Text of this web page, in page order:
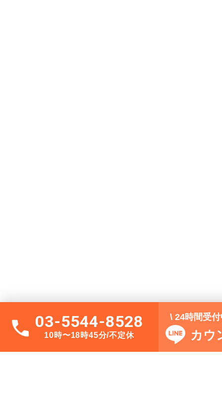
03-5544-8528
10時〜18時45分/不定休
\ 24時間受
カウ